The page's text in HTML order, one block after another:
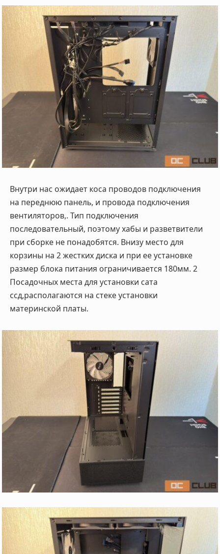
Внутри нас ожидает коса проводов подключения
на переднюю панель, и провода подключения
вентиляторов,. Тип подключения
последовательный, поэтому хабы и разветвители
при сборке не понадобятся. Внизу место для
корзины на 2 жестких диска и при ее установке
размер блока питания ограничивается 180мм. 2
Посадочных места для установки сата
ссд,располагаются на стеке установки
материнской платы.